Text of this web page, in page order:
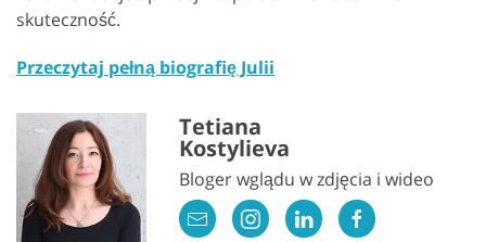
skuteczność.
Przeczytaj pełną biografię Julii
Tetiana
Kostylieva
Bloger wglądu w zdjęcia i wideo